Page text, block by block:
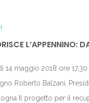
L’APPENNINO:
14 maggio 2018 ore
Roberto Balzani,
Il progetto per il